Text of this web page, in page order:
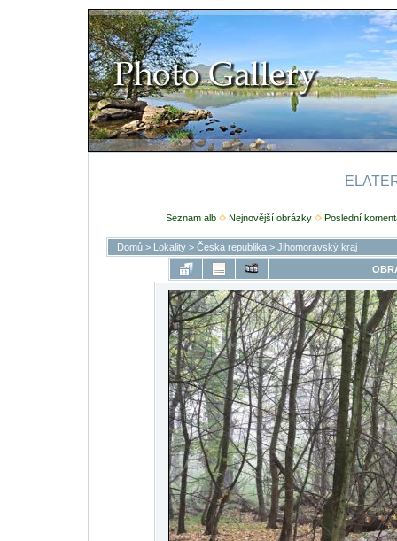
Seznam alb Nejnovější obrázky Poslední
Domů> Lokality> Česká republika> Jihomoravský kraj